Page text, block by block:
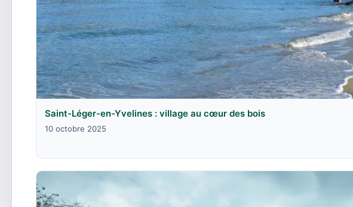
Saint-Léger-en-Yvelines : village au cœur des bois
10 octobre 2025